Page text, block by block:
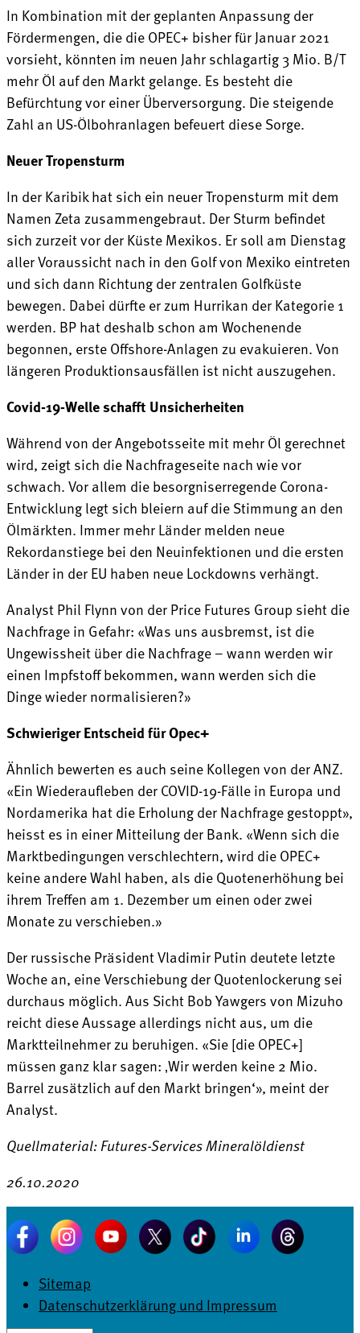
In Kombination mit der geplanten Anpassung der
Fördermengen, die die OPEC+ bisher für Januar 2021
vorsieht, könnten im neuen Jahr schlagartig 3 Mio. B/T
mehr Öl auf den Markt gelange. Es besteht die
Befürchtung vor einer Überversorgung. Die steigende
Zahl an US-Ölbohranlagen befeuert diese Sorge.
Neuer Tropensturm
In der Karibik hat sich ein neuer Tropensturm mit dem
Namen Zeta zusammengebraut. Der Sturm befindet
sich zurzeit vor der Küste Mexikos. Er soll am Dienstag
aller Voraussicht nach in den Golf von Mexiko eintreten
und sich dann Richtung der zentralen Golfküste
bewegen. Dabei dürfte er zum Hurrikan der Kategorie 1
werden. BP hat deshalb schon am Wochenende
begonnen, erste Offshore-Anlagen zu evakuieren. Von
längeren Produktionsausfällen ist nicht auszugehen.
Covid-19-Welle schafft Unsicherheiten
Während von der Angebotsseite mit mehr Öl gerechnet
wird, zeigt sich die Nachfrageseite nach wie vor
schwach. Vor allem die besorgniserregende Corona-
Entwicklung legt sich bleiern auf die Stimmung an den
Ölmärkten. Immer mehr Länder melden neue
Rekordanstiege bei den Neuinfektionen und die ersten
Länder in der EU haben neue Lockdowns verhängt.
Analyst Phil Flynn von der Price Futures Group sieht die
Nachfrage in Gefahr: «Was uns ausbremst, ist die
Ungewissheit über die Nachfrage – wann werden wir
einen Impfstoff bekommen, wann werden sich die
Dinge wieder normalisieren?»
Schwieriger Entscheid für Opec+
Ähnlich bewerten es auch seine Kollegen von der ANZ.
«Ein Wiederaufleben der COVID-19-Fälle in Europa und
Nordamerika hat die Erholung der Nachfrage gestoppt»,
heisst es in einer Mitteilung der Bank. «Wenn sich die
Marktbedingungen verschlechtern, wird die OPEC+
keine andere Wahl haben, als die Quotenerhöhung bei
ihrem Treffen am 1. Dezember um einen oder zwei
Monate zu verschieben.»
Der russische Präsident Vladimir Putin deutete letzte
Woche an, eine Verschiebung der Quotenlockerung sei
durchaus möglich. Aus Sicht Bob Yawgers von Mizuho
reicht diese Aussage allerdings nicht aus, um die
Marktteilnehmer zu beruhigen. «Sie [die OPEC+]
müssen ganz klar sagen: ‚Wir werden keine 2 Mio.
Barrel zusätzlich auf den Markt bringen‘», meint der
Analyst.
Quellmaterial: Futures-Services Mineralöldienst
26.10.2020
Sitemap
Datenschutzerklärung und Impressum